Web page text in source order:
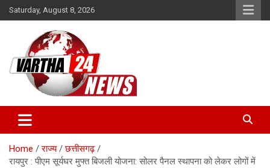
Skip
to
Saturday, August 8, 2026
Vartha 24
Home राज्य
छत्तीसगढ़
रायपुर : पीएम सूर्यघर मुफ्त बिजली योजना: सोलर पैनल स्थापना को लेकर लोगों में